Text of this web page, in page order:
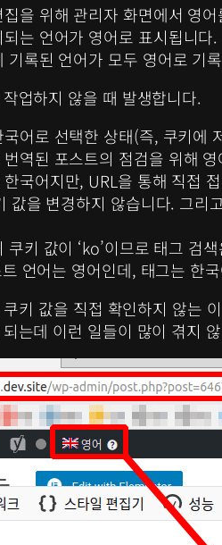
을 위해 관리자 화면에서 영
는 언어가 영어로 표시됩니
기록된 언어가 모두 영어로 기
업하지 않을 때 발생합니다.
어로 선택한 상태(즉, 쿠키에
역된 포스트의 점검을 위해
국어지만, URL을 통해 직접
값을 변경하지 않습니다. 그리
쿠키 값이 ‘ko’이므로 태그 검
언어는 영어인데, 태그는 한
키 값을 직접 확인하지 않는
는데 이런 일들이 많이 겪지